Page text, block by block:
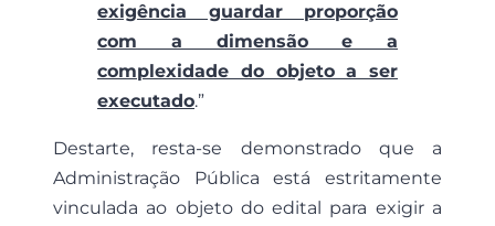
exigência guardar proporção
com a dimensão e a
complexidade do objeto a ser
executado.”
Destarte, resta-se demonstrado que a
Administração Pública está estritamente
vinculada ao objeto do edital para exigir a